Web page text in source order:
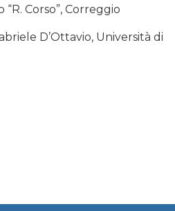
Corso”, Correggio
D’Ottavio, Università di